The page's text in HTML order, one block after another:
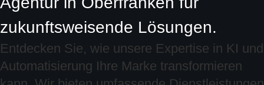
zukunftsweisende Lösungen.
Entdecken Sie, wie unsere Expertise in KI und
Automatisierung Ihre Marke transformieren